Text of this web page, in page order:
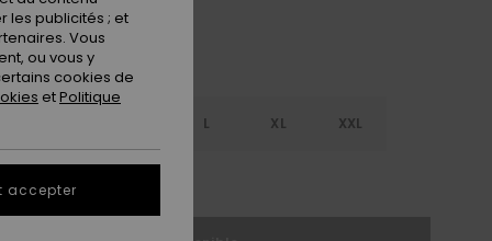
L XL XXL
les publicités ; et
Vous
ou vous y
cookies de
etPolitique
accepter